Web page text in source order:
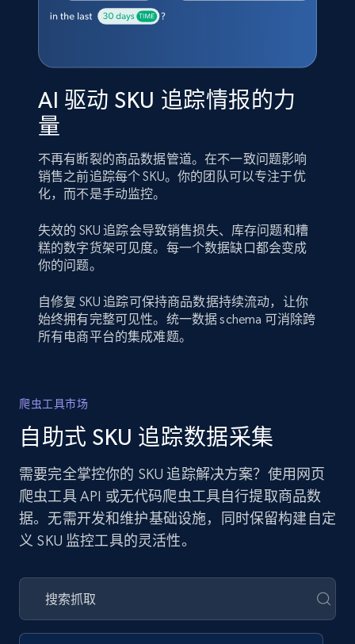
AI 驱动 SKU 追踪情报的力
量
不再有断裂的商品数据管道。在不一致问题影响
销售之前追踪每个 SKU。你的团队可以专注于优
化，而不是手动监控。
失效的 SKU 追踪会导致销售损失、库存问题和糟
糕的数字货架可见度。每一个数据缺口都会变成
你的问题。
自修复 SKU 追踪可保持商品数据持续流动，让你
始终拥有完整可见性。统一数据 schema 可消除跨
所有电商平台的集成难题。
爬虫工具市场
自助式 SKU 追踪数据采集
需要完全掌控你的 SKU 追踪解决方案？使用网页
爬虫工具 API 或无代码爬虫工具自行提取商品数
据。无需开发和维护基础设施，同时保留构建自定
义 SKU 监控工具的灵活性。